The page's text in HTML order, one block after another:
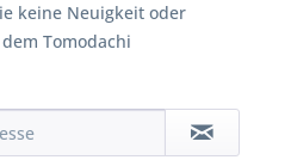
keine Neuigkeit oder
Tomodachi